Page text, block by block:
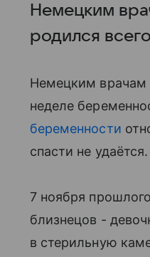
Немецким
родился
Немецким врачам
неделе
беременности
спасти не удаётся.
7 ноября
близнецов -
в стерильную